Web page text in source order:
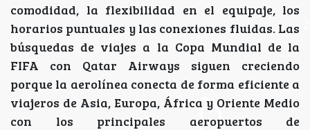
comodidad, la flexibilidad en el equipaje, los
horarios puntuales y las conexiones fluidas. Las
búsquedas de viajes a la Copa Mundial de la
FIFA con Qatar Airways siguen creciendo
porque la aerolínea conecta de forma eficiente a
viajeros de Asia, Europa, África y Oriente Medio
con los principales aeropuertos de